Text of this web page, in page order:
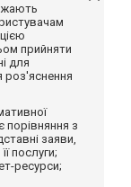
прийняти
для
роз'яснення
порівняння з
заяви,
послуги;
ресурси;